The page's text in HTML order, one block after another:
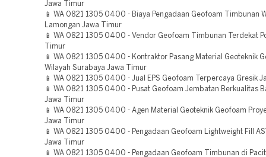
Jawa Timur
📱 WA 0821 1305 0400 - Biaya Pengadaan Geofoam Timbunan
Lamongan Jawa Timur
📱 WA 0821 1305 0400 - Vendor Geofoam Timbunan Terdekat
Timur
📱 WA 0821 1305 0400 - Kontraktor Pasang Material Geoteknik
Wilayah Surabaya Jawa Timur
📱 WA 0821 1305 0400 - Jual EPS Geofoam Terpercaya Gresik
📱 WA 0821 1305 0400 - Pusat Geofoam Jembatan Berkualitas
Jawa Timur
📱 WA 0821 1305 0400 - Agen Material Geoteknik Geofoam
Jawa Timur
📱 WA 0821 1305 0400 - Pengadaan Geofoam Lightweight Fill
Jawa Timur
📱 WA 0821 1305 0400 - Pengadaan Geofoam Timbunan di